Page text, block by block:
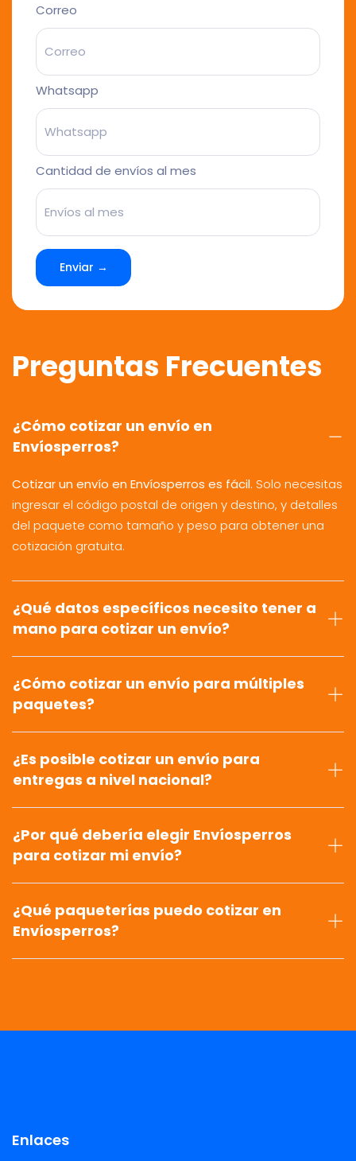
Correo
Whatsapp
Cantidad de envíos al mes
Enviar →
Preguntas Frecuentes
¿Cómo cotizar un envío en
Envíosperros?
Cotizar un envío en Envíosperros es fácil. Solo necesitas
ingresar el código postal de origen y destino, y detalles
del paquete como tamaño y peso para obtener una
cotización gratuita.
¿Qué datos específicos necesito tener a
mano para cotizar un envío?
¿Cómo cotizar un envío para múltiples
paquetes?
¿Es posible cotizar un envío para
entregas a nivel nacional?
¿Por qué debería elegir Envíosperros
para cotizar mi envío?
¿Qué paqueterías puedo cotizar en
Envíosperros?
Enlaces